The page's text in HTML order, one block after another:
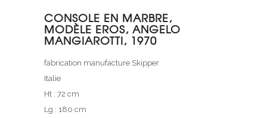
CONSOLE EN MARBRE,
MODÈLE EROS, ANGELO
MANGIAROTTI, 1970
fabrication manufacture Skipper
Italie
Ht : 72 cm
Lg : 180 cm